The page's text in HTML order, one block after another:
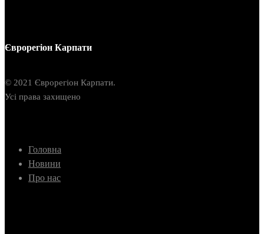
Єврорегіон Карпати
© 2021 Єврорегіон Карпати.
Усі права захищено
Головна
Новини
Про нас